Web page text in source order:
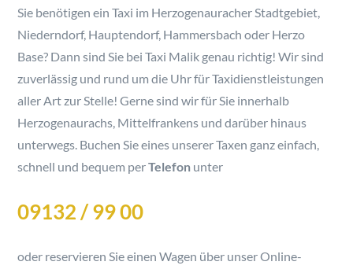
Sie benötigen ein Taxi im Herzogenauracher Stadtgebiet,
Niederndorf, Hauptendorf, Hammersbach oder Herzo
Base? Dann sind Sie bei Taxi Malik genau richtig! Wir sind
zuverlässig und rund um die Uhr für Taxidienstleistungen
aller Art zur Stelle! Gerne sind wir für Sie innerhalb
Herzogenaurachs, Mittelfrankens und darüber hinaus
unterwegs. Buchen Sie eines unserer Taxen ganz einfach,
schnell und bequem perTelefon unter
09132 / 99 00
oder reservieren Sie einen Wagen über unser Online-